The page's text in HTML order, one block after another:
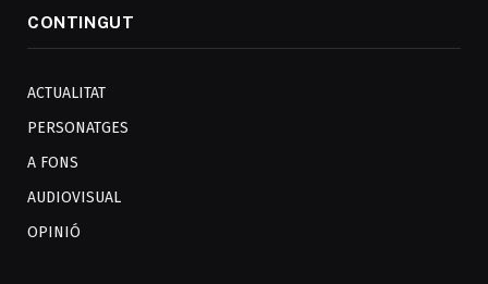
CONTINGUT
ACTUALITAT
PERSONATGES
A FONS
AUDIOVISUAL
OPINIÓ